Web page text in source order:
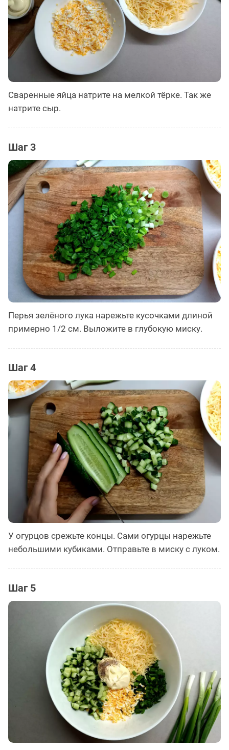
Сваренные яйца натрите на мелкой тёрке. Так же
натрите сыр.
Шаг 3
Перья зелёного лука нарежьте кусочками длиной
примерно 1/2 см. Выложите в глубокую миску.
Шаг 4
У огурцов срежьте концы. Сами огурцы нарежьте
небольшими кубиками. Отправьте в миску с луком.
Шаг 5